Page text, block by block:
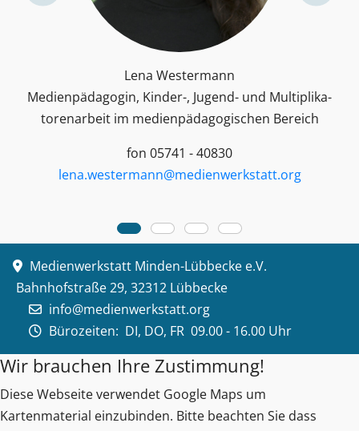
Lena Westermann
Medienpädagogin, Kinder-, Jugend- und Multiplika­
toren­arbeit im medienpädagogischen Bereich
fon 05741 - 40830
lena.westermann@medienwerkstatt.org
Medienwerkstatt Minden-Lübbecke e.V.
Bahnhofstraße 29, 32312 Lübbecke
info@medienwerkstatt.org
Bürozeiten: DI, DO, FR 09.00 - 16.00 Uhr
Wir brauchen Ihre Zustimmung!
Diese Webseite verwendet Google Maps um
Kartenmaterial einzubinden. Bitte beachten Sie dass